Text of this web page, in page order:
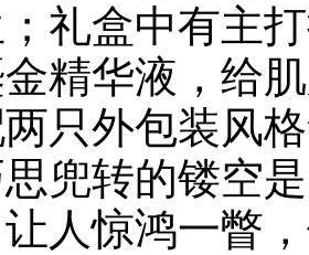
礼盒中有主
精华液，给
只外包装风
兜转的镂空
人惊鸿一瞥